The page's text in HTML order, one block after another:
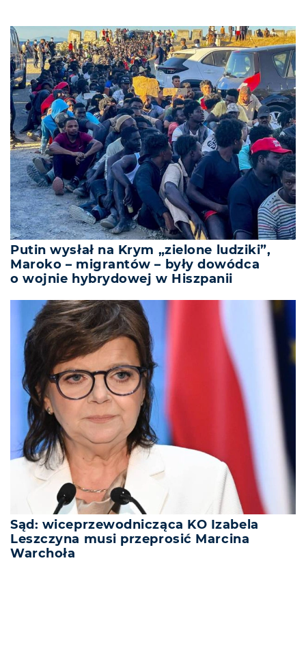
Putin wysłał na Krym „zielone ludziki”,
Maroko – migrantów – były dowódca
o wojnie hybrydowej w Hiszpanii
Sąd: wiceprzewodnicząca KO Izabela
Leszczyna musi przeprosić Marcina
Warchoła